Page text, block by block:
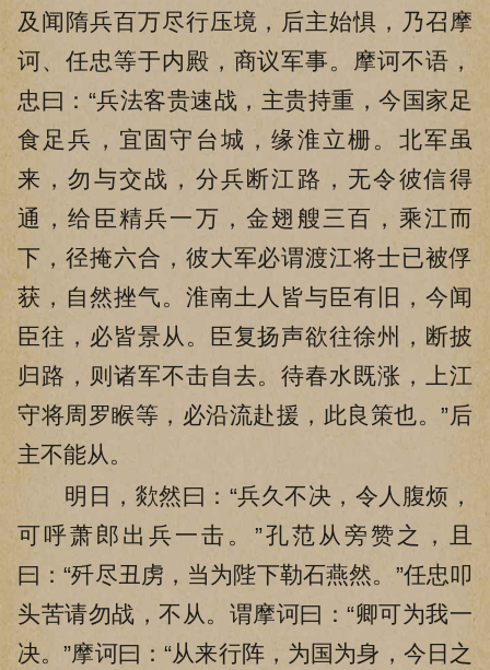
及闻隋兵百万尽行压境，后主始惧，乃召摩
诃、任忠等于内殿，商议军事。摩诃不语，
忠曰：“兵法客贵速战，主贵持重，今国家足
食足兵，宜固守台城，缘淮立栅。北军虽
来，勿与交战，分兵断江路，无令彼信得
通，给臣精兵一万，金翅艘三百，乘江而
下，径掩六合，彼大军必谓渡江将士已被俘
获，自然挫气。淮南土人皆与臣有旧，今闻
臣往，必皆景从。臣复扬声欲往徐州，断披
归路，则诸军不击自去。待春水既涨，上江
守将周罗睺等，必沿流赴援，此良策也。”后
主不能从。
明日，欻然曰：“兵久不决，令人腹烦，
可呼萧郎出兵一击。”孔范从旁赞之，且
曰：“歼尽丑虏，当为陛下勒石燕然。”任忠叩
头苦请勿战，不从。谓摩诃曰：“卿可为我一
决。”摩诃曰：“从来行阵，为国为身，今日之